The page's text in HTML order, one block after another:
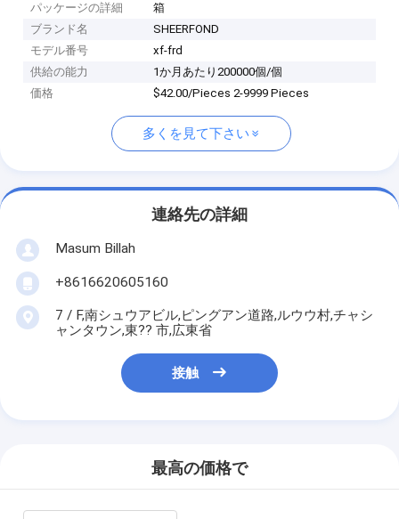
パッケージの詳細
箱
ブランド名
SHEERFOND
モデル番号
xf-frd
供給の能力
1か月あたり200000個/個
価格
$42.00/Pieces 2-9999 Pieces
多くを見て下さい
連絡先の詳細
Masum Billah
+8616620605160
7 / F,南シュウアビル,ピングアン道路,ルウウ村,チャシ
ャンタウン,東?? 市,広東省
接触
最高の価格で